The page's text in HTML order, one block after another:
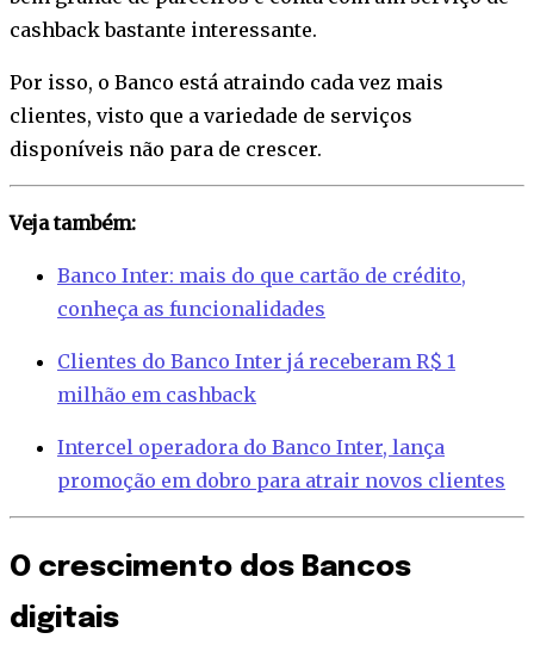
cashback bastante interessante.
Por isso, o Banco está atraindo cada vez mais
clientes, visto que a variedade de serviços
disponíveis não para de crescer.
Veja também:
Banco Inter: mais do que cartão de crédito,
conheça as funcionalidades
Clientes do Banco Inter já receberam R$ 1
milhão em cashback
Intercel operadora do Banco Inter, lança
promoção em dobro para atrair novos clientes
O crescimento dos Bancos
digitais